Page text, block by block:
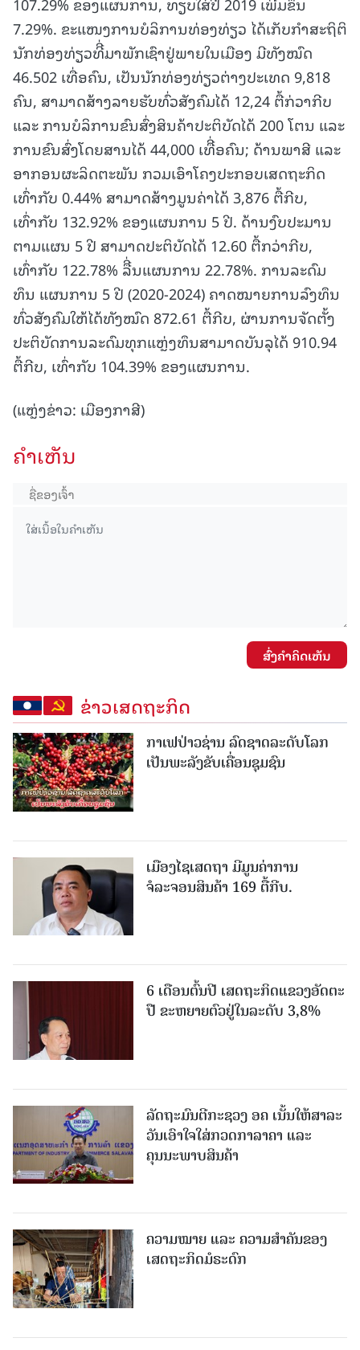
7.29%. ຂະແໜງການບໍລິການທ່ອງທ່ຽວ ໄດ້ເກັບກຳສະຖິຕິ
ນັກທ່ອງທ່ຽວທີີ່ມາພັກເຊົາຢູ່ພາຍໃນເມືອງ ມີທັງໝົດ
46.502 ເທື່ອຄົນ, ເປັນນັກທ່ອງທ່ຽວຕ່າງປະເທດ 9,818
ຄົນ, ສາມາດສ້າງລາຍຮັບທົ່ວສັງຄົມໄດ້ 12,24 ຕື້ກ່ວາກີບ
ແລະ ການບໍລິການຂົນສົ່ງສິນຄ້າປະຕິບັດໄດ້ 200 ໂຕນ ແລະ
ການຂົນສົ່ງໂດຍສານໄດ້ 44,000 ເທືີ່ອຄົນ; ດ້ານພາສີ ແລະ
ອາກອນຜະລິດຕະພັນ ກວມເອົາໂຄງປະກອບເສດຖະກິດ
ເທົ່າກັບ 0.44% ສາມາດສ້າງມູນຄ່າໄດ້ 3,876 ຕື້ກີບ,
ເທົ່າກັບ 132.92% ຂອງແຜນການ 5 ປີ. ດ້ານງົບປະມານ
ຕາມແຜນ 5 ປີ ສາມາດປະຕິບັດໄດ້ 12.60 ຕື້ກວ່າກີບ,
ເທົ່າກັບ 122.78% ລືີ່ນແຜນການ 22.78%. ການລະດົມ
ທຶນ ແຜນການ 5 ປີ (2020-2024) ຄາດໝາຍການລົງທຶນ
ທົ່ວສັງຄົມໃຫ້ໄດ້ທັງໝົດ 872.61 ຕື້ກີບ, ຜ່ານການຈັດຕັ້ງ
ປະຕິບັດການລະດົມທຸກແຫຼ່ງທຶນສາມາດບັນລຸໄດ້ 910.94
ຕື້ກີບ, ເທົ່າກັບ 104.39% ຂອງແຜນການ.
(ແຫຼ່ງຂ່າວ: ເມືອງກາສີ)
ຄໍາເຫັນ
ສົ່ງຄໍາຄິດເຫັນ
ຂ່າວເສດຖະກິດ
ກາເຟປ່າວຊ່ານ ລົດຊາດລະດັບໂລກ
ເປັນພະລັງຂັບເຄື່ອນຊຸມຊົນ
ເມືອງໄຊເສດຖາ ມີມູນຄ່າການ
ຈໍລະຈອນສິນຄ້າ 169 ຕື້ກີບ.
6 ເດືອນຕົ້ນປີ ເສດຖະກິດແຂວງອັດຕະ
ປື ຂະຫຍາຍຕົວຢູ່ໃນລະດັບ 3,8%
ລັດຖະມົນຕີກະຊວງ ອຄ ເນັ້ນໃຫ້ສາລະ
ວັນເອົາໃຈໃສ່ກວດກາລາຄາ ແລະ
ຄຸນນະພາບສິນຄ້າ
ຄວາມໝາຍ ແລະ ຄວາມສໍາຄັນຂອງ
ເສດຖະກິດມໍຣະດົກ